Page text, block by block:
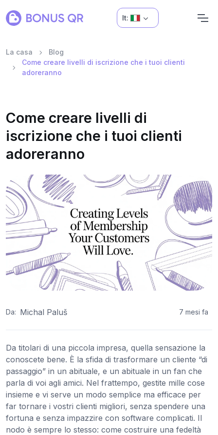
It:
La casa
Blog
Come creare livelli di iscrizione che i tuoi clienti
adoreranno
Come creare livelli di
iscrizione che i tuoi clienti
adoreranno
Da: Michal Paluš 7 mesi fa
Da titolari di una piccola impresa, quella sensazione la
conoscete bene. È la sfida di trasformare un cliente “di
passaggio” in un abituale, e un abituale in un fan che
parla di voi agli amici. Nel frattempo, gestite mille cose
insieme e vi serve un modo semplice ma efficace per
far tornare i vostri clienti migliori, senza spendere una
fortuna e senza impazzire con software complicati. Il
nodo è sempre lo stesso: come costruire una fedeltà